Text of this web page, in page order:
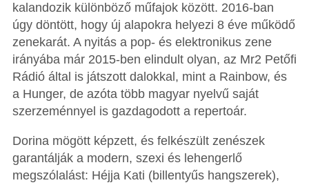
kalandozik különböző műfajok között. 2016-ban
úgy döntött, hogy új alapokra helyezi 8 éve működő
zenekarát. A nyitás a pop- és elektronikus zene
irányába már 2015-ben elindult olyan, az Mr2 Petőfi
Rádió által is játszott dalokkal, mint a Rainbow, és
a Hunger, de azóta több magyar nyelvű saját
szerzeménnyel is gazdagodott a repertoár.
Dorina mögött képzett, és felkészült zenészek
garantálják a modern, szexi és lehengerlő
megszólalást: Héjja Kati (billentyűs hangszerek),